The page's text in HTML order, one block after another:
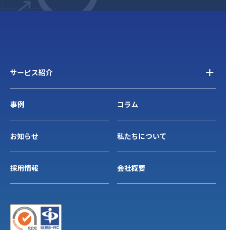
サービス紹介
事例 コラム
お知らせ 私たちについて
採用情報 会社概要